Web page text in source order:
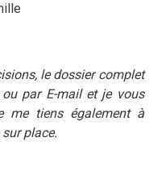
le dossier complet
par E-mail et je vous
me tiens également à
place.